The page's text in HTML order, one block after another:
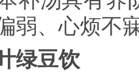
弱、心烦不
绿豆饮